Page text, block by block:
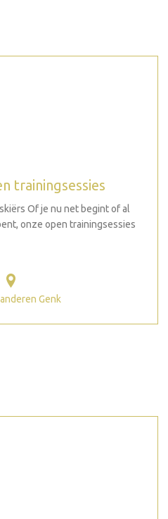
trainingsessies
Of je nu net begint of al
onze open trainingsessies
Genk